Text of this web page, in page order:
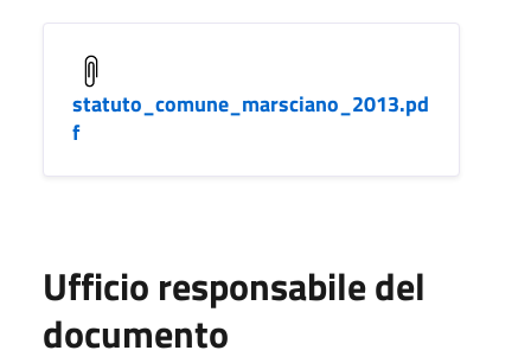
statuto_comune_marsciano_2013.pd
f
Ufficio responsabile del
documento